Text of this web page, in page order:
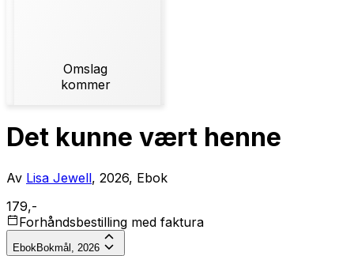
Omslag
kommer
Det kunne vært henne
Av Lisa Jewell, 2026, Ebok
179,-
Forhåndsbestilling med faktura
EbokBokmål, 2026